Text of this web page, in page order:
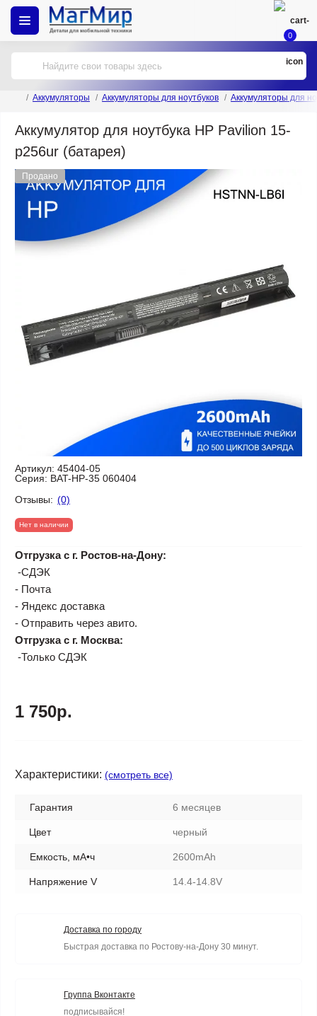
0
Аккумуляторы Аккумуляторы для ноутбуков Аккумуляторы для
Аккумулятор для ноутбука HP Pavilion 15-
p256ur (батарея)
Продано
Артикул: 45404-05
Серия: BAT-HP-35 060404
Отзывы: (0)
Нет в наличии
Отгрузка с г. Ростов-на-Дону:
-СДЭК
- Почта
- Яндекс доставка
- Отправить через авито.
Отгрузка с г. Москва:
-Только СДЭК
1 750р.
Характеристики: (смотреть все)
Гарантия 6 месяцев
Цвет черный
Емкость, мА•ч 2600mAh
Напряжение V 14.4-14.8V
Доставка по городу
Быстрая доставка по Ростову-на-Дону 30 минут.
Группа Вконтакте
подписывайся!